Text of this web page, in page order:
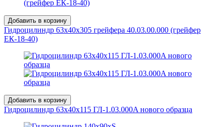
Добавить в корзину
Гидроцилиндр 63x40х305 грейфера 40.03.00.000 (грейфер
ЕК-18-40)
Добавить в корзину
Гидроцилиндр 63x40х115 ГЛ-1.03.000A нового образца